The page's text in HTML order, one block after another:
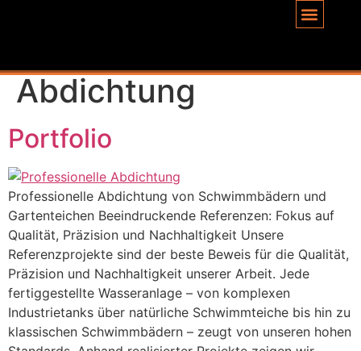
Abdichtung
Portfolio
Professionelle Abdichtung von Schwimmbädern und
Gartenteichen Beeindruckende Referenzen: Fokus auf
Qualität, Präzision und Nachhaltigkeit Unsere
Referenzprojekte sind der beste Beweis für die Qualität,
Präzision und Nachhaltigkeit unserer Arbeit. Jede
fertiggestellte Wasseranlage – von komplexen
Industrietanks über natürliche Schwimmteiche bis hin zu
klassischen Schwimmbädern – zeugt von unseren hohen